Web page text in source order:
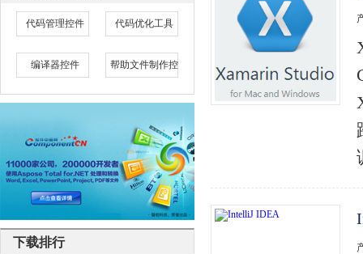
图表
扫描识别
数据库
条形码
文档管理
PDF
项目管理与业务逻辑
代码管理控件 代码优化工具
编译器控件 帮助文件制作控
下载排行